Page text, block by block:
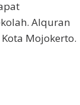
Alquran
Mojokerto.